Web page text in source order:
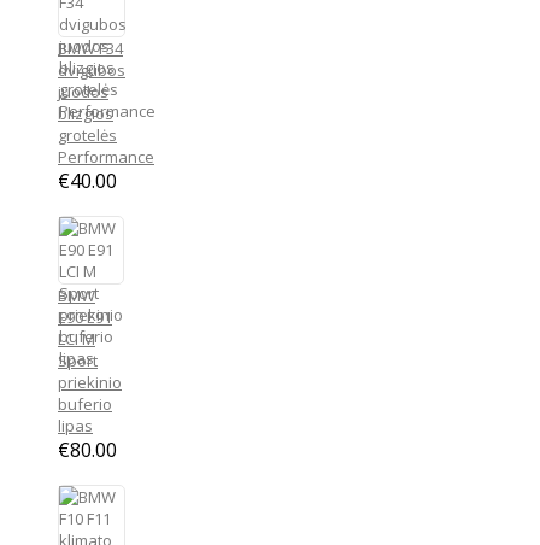
€18.00
BMW F34
dvigubos
juodos
blizgios
grotelės
Performance
€40.00
BMW
E90 E91
LCI M
Sport
priekinio
buferio
lipas
€80.00